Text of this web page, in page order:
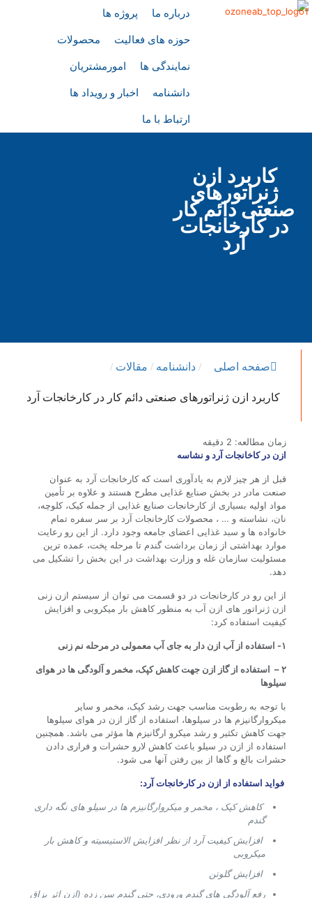
درباره ما
پروژه ها
حوزه های فعالیت
محصولات
نمایندگی ها
امورمشتریان
دانشنامه
اخبار و رویداد ها
ارتباط با ما
کاربرد ازن
ژنراتورهای
صنعتی دائم کار
در کارخانجات
آرد
صفحه اصلی / دانشنامه / مقالات /
کاربرد ازن ژنراتورهای صنعتی دائم کار در کارخانجات آرد
زمان مطالعه: 2 دقیقه
ازن در کاخانجات آرد و نشاسه
قبل از هر چیز لازم به یادآوری است که کارخانجات آرد به عنوان
صنعت مادر در بخش صنایع غذایی مطرح هستند و علاوه بر تأمین
مواد اولیه بسیاری از کارخانجات صنایع غذایی از جمله کیک، کلوچه،
نان، نشاسته و … ، محصولات کارخانجات آرد بر سر سفره تمام
خانواده ها و سبد غذایی اعضای جامعه وجود دارد. از این رو رعایت
موارد بهداشتی از زمان برداشت گندم تا مرحله پخت، عمده ترین
مسئولیت سازمان غله و وزارت بهداشت در این بخش را تشکیل می
دهد.
از این رو در کارخانجات در دو قسمت می توان از سیستم ازن زنی
ازن ژنراتور های ازن آب به منظور کاهش بار میکروبی و افزایش
کیفیت استفاده کرد:
۱- استفاده از آب ازن دار به جای آب معمولی در مرحله نم زنی
۲ – استفاده از گاز ازن جهت کاهش کپک، مخمر و آلودگی ها در هوای
سیلوها
با توجه به رطوبت مناسب جهت رشد کپک، مخمر و سایر
میکروارگانیزم ها در سیلوها، استفاده از گاز ازن در هوای سیلوها
جهت کاهش تکثیر و رشد میکرو ارگانیزم ها مؤثر می باشد. همچنین
استفاده از ازن در سیلو باعث کاهش لارو حشرات و فراری دادن
حشرات بالغ و گاها از بین رفتن آنها می شود.
فواید استفاده از ازن در کارخانجات آرد:
کاهش کپک ، مخمر و میکروارگانیزم ها در سیلو های نگه داری
گندم
افزایش کیفیت آرد از نظر افزایش الاستیسیته و کاهش بار
میکروبی
افزایش گلوتن
رفع آلودگی های گندم ورودی، حتی گندم سن زده (ازن اثر بزاق